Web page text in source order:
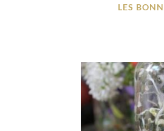
LES